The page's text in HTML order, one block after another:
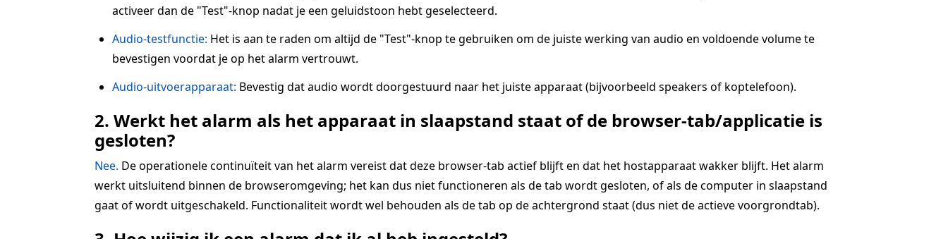
activeer dan de "Test"-knop nadat je een geluidstoon hebt geselecteerd.
Audio-testfunctie: Het is aan te raden om altijd de "Test"-knop te gebruiken om de juiste werking van audio en voldoende volume te
bevestigen voordat je op het alarm vertrouwt.
Audio-uitvoerapparaat: Bevestig dat audio wordt doorgestuurd naar het juiste apparaat (bijvoorbeeld speakers of koptelefoon).
2. Werkt het alarm als het apparaat in slaapstand staat of de browser-tab/applicatie is
gesloten?
Nee. De operationele continuïteit van het alarm vereist dat deze browser-tab actief blijft en dat het hostapparaat wakker blijft. Het alarm
werkt uitsluitend binnen de browseromgeving; het kan dus niet functioneren als de tab wordt gesloten, of als de computer in slaapstand
gaat of wordt uitgeschakeld. Functionaliteit wordt wel behouden als de tab op de achtergrond staat (dus niet de actieve voorgrondtab).